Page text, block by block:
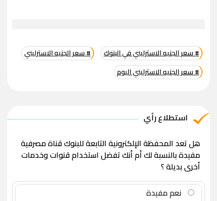
# سعر الجنيه الاسترليني في البنوك
# سعر الجنيه الاسترليني
# سعر الجنيه الاسترليني اليوم
استطلاع رأي
هل تعد المحفظة الإلكترونية التابعة للبنوك قناة مصرفية
مفيدة بالنسبة لك أم أنك تفضل استخدام قنوات وخدمات
أخرى بديلة ؟
نعم مفيدة